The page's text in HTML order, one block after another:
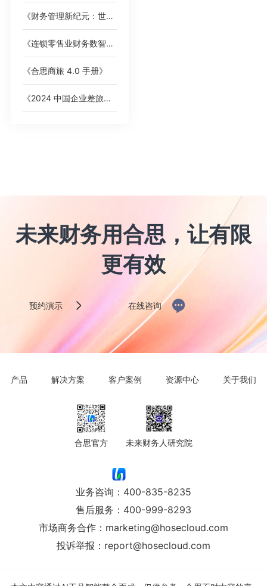
《财务管理新纪元：世界一流企业的智能费控卓越之道》
《连锁零售业财务数智化趋势洞察》白皮书
《合思商旅 4.0 手册》
《2024 中国企业差旅管控分析报告》
未来财务用合思，让有限
更有效
预约演示 在线咨询
产品 解决方案 客户案例 资源中心 关于我们
合思官方 未来财务人研究院
业务咨询： 400-835-8235
售后服务： 400-999-8293
市场商务合作： marketing@hosecloud.com
投诉举报： report@hosecloud.com